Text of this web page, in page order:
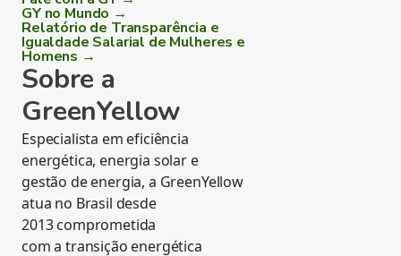
GY no Mundo →
Relatório de Transparência e
Igualdade Salarial de Mulheres e
Homens →
Sobre a
GreenYellow
Especialista em eficiência
energética, energia solar e
gestão de energia, a GreenYellow
atua no Brasil desde
2013 comprometida
com a transição energética